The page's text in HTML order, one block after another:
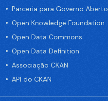
Parceria para Governo Aberto
Open Knowledge Foundation
Open Data Commons
Open Data Definition
Associação CKAN
API do CKAN